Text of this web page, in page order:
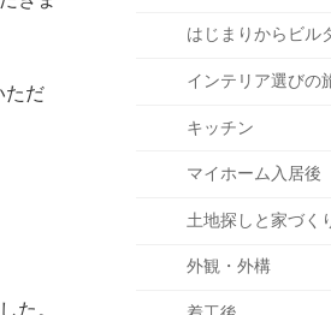
ただ
た。
はじまりからビル
インテリア選びの
キッチン
マイホーム入居後
土地探しと家づく
外観・外構